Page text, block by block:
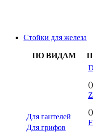
Стойки для железа
ПО ВИДАМ
Для гантелей
Для грифов
()
()